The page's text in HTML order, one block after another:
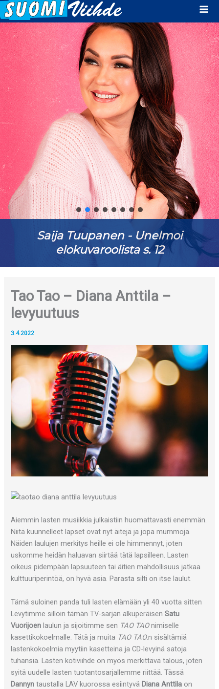
Saija Tuupanen - Unelmoi
elokuvaroolista s. 12
Tao Tao – Diana Anttila –
levyuutuus
3.4.2022
Aiemmin lasten musiikkia julkaistiin huomattavasti enemmän.
Niitä kuunnelleet lapset ovat nyt äitejä ja jopa mummoja.
Näiden laulujen merkitys heille ei ole himmennyt, joten
uskomme heidän haluavan siirtää tätä lapsilleen. Lasten
oikeus pidempään lapsuuteen tai äitien mahdollisuus jatkaa
kulttuuriperintöä, on hyvä asia. Parasta silti on itse laulut.
Tämä suloinen panda tuli lasten elämään yli 40 vuotta sitten
Levytimme silloin tämän TV-sarjan alkuperäisen Satu
Vuorijoen laulun ja sijoitimme sen TAO TAOnimiselle
kasettikokoelmalle. Tätä ja muita TAO TAO:n sisältämiä
lastenkokoelmia myytiin kasetteina ja CD-levyinä satoja
tuhansia. Lasten kotiviihde on myös merkittävä talous, joten
syitä uudelle lasten tuotantosarjallemme riittää. Tässä
Dannyn taustalla LAV kuorossa esiintyvä Diana Anttila on